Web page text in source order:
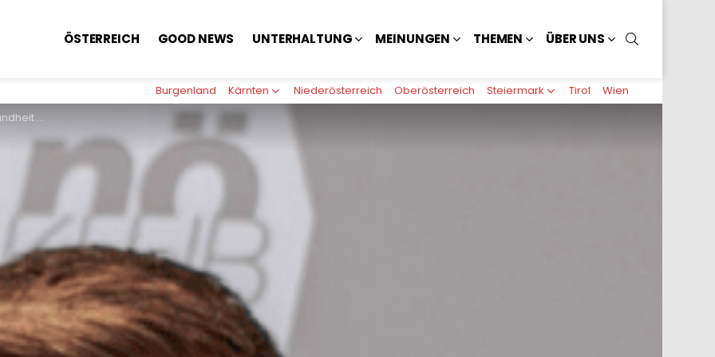
ÖSTERREICH GOOD NEWS UNTERHALTUNG MEINUNGEN THEMEN ÜBER UNS
Burgenland Kärnten Niederösterreich Oberösterreich Steiermark Tirol
Wien
sein